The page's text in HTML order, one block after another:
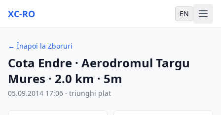
XC-RO EN
← Înapoi la Zboruri
Cota Endre · Aerodromul Targu
Mures · 2.0 km · 5m
05.09.2014 17:06 · triunghi plat